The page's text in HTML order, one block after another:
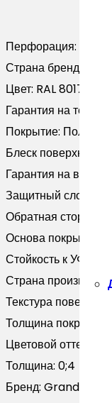
Перфорация:
Страна бренда:
Цвет: RAL 8017
Гарантия на
Покрытие: Полиэстер
Блеск поверхности:
Гарантия на
Защитный слой, г/
Обратная сторона:
Основа покрытия:
Стойкость к УФ:
Страна
Текстура
Толщина
Цветовой оттенок:
Толщина: 0;4
Бренд: Grand Line